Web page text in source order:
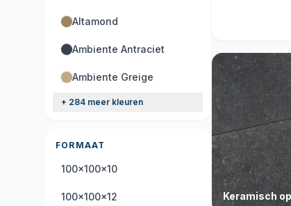
Altamond
Ambiente Antraciet
Ambiente Greige
+ 284 meer kleuren
FORMAAT
100x100x10
100x100x12 Keramisch